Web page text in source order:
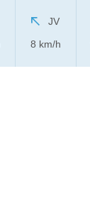
JV
8 km/h